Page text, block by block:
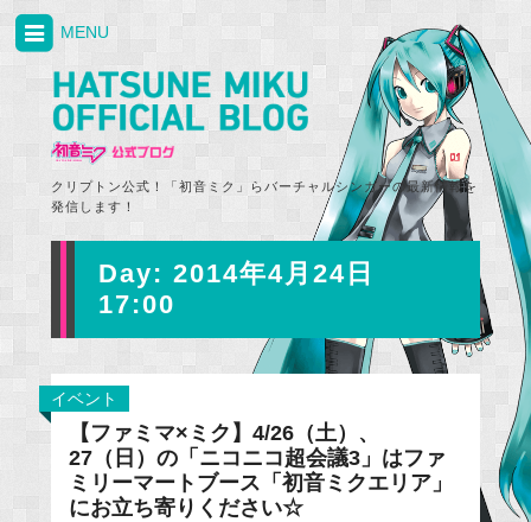
クリプトン公式！「初音ミク」らバーチャルシンガーの最新情報を
発信します！
MENU
Day: 2014年4月24日
17:00
イベント
【ファミマ×ミク】4/26（土）、
27（日）の「ニコニコ超会議3」はファ
ミリーマートブース「初音ミクエリア」
にお立ち寄りください☆